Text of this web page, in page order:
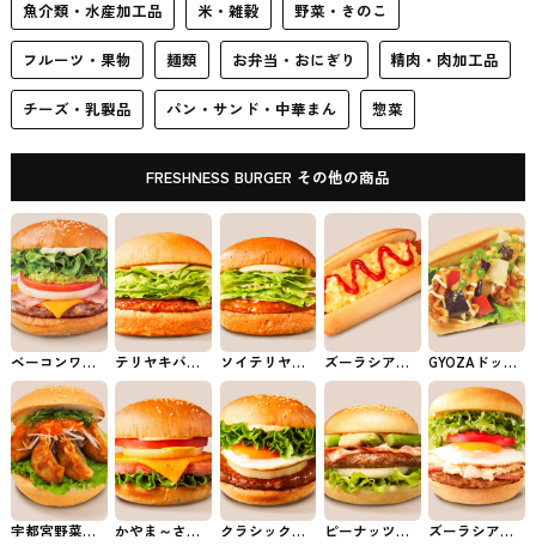
魚介類・水産加工品 米・雑穀 野菜・きのこ
フルーツ・果物 麺類 お弁当・おにぎり 精肉・肉加工品
チーズ・乳製品 パン・サンド・中華まん 惣菜
FRESHNESS BURGER その他の商品
ベーコンワカ
モレチーズバ
ーガー フレッ
シュネスバー
ガーのバーガ
ー
テリヤキバー
ガー フレッシ
ュネスバーガ
ーのバーガー
ソイテリヤキ
バーガー フレ
ッシュネスバ
ーガーのバー
ガー
ズーラシアド
ッグ フレッシ
ュネスバーガ
ーのホットド
ッグ
GYOZAドッグ
フレッシュネ
スバーガーの
ホットドッグ
宇都宮野菜餃
子バーガー フ
かやま～さん
スパムチーズ
クラシックテ
リヤキ バーガ
ピーナッツバ
ターバーガー
ズーラシアバ
ーガー フレッ